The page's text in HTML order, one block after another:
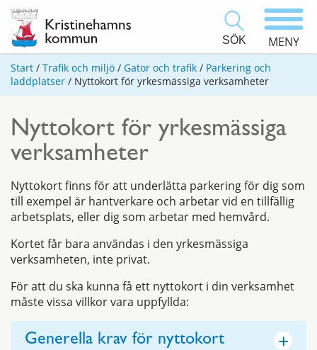
SÖK MENY
Start / Trafik och miljö / Gator och trafik / Parkering och
laddplatser / Nyttokort för yrkesmässiga verksamheter
Nyttokort för yrkesmässiga
verksamheter
Nyttokort finns för att underlätta parkering för dig som
till exempel är hantverkare och arbetar vid en tillfällig
arbetsplats, eller dig som arbetar med hemvård.
Kortet får bara användas i den yrkesmässiga
verksamheten, inte privat.
För att du ska kunna få ett nyttokort i din verksamhet
måste vissa villkor vara uppfyllda:
Generella krav för nyttokort +